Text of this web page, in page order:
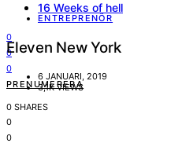
16 Weeks of hell
0
0
0
PRENUMERERA
ENTREPRENÖR
Eleven New York
6 JANUARI, 2019
3,1K VIEWS
0 SHARES
0
0